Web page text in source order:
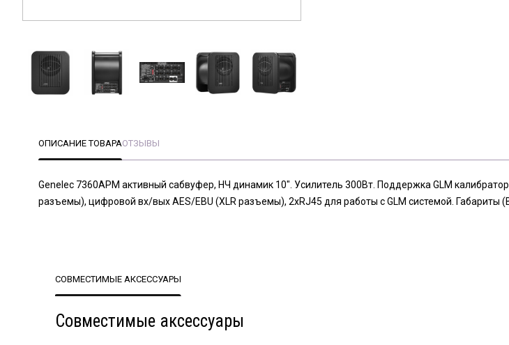
ОПИСАНИЕ ТОВАРАОТЗЫВЫ
Genelec 7360APM активный сабвуфер, НЧ динамик 10". Усилитель 300Вт. Поддержка GLM
разъемы), цифровой вх/вых AES/EBU (XLR разъемы), 2xRJ45 для работы с GLM системой. Габариты
СОВМЕСТИМЫЕ АКСЕССУАРЫ
Совместимые аксессуары